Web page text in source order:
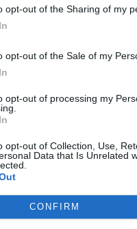
opt-out of the Sharing of my
opt-out of the Sale of my
opt-out of processing my
opt-out of Collection, Use,
Data that Is Unrelated
CONFIRM
somni i la realitat.
endinsar-se en un
Ginestà
Ginestà presenta
una quarantena de
Strenes, Canet Rock
primavera amb un